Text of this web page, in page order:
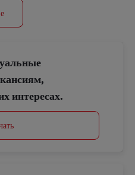
интересах.